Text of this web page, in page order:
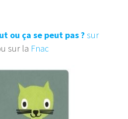
ou ça se peut pas ? sur
sur la Fnac